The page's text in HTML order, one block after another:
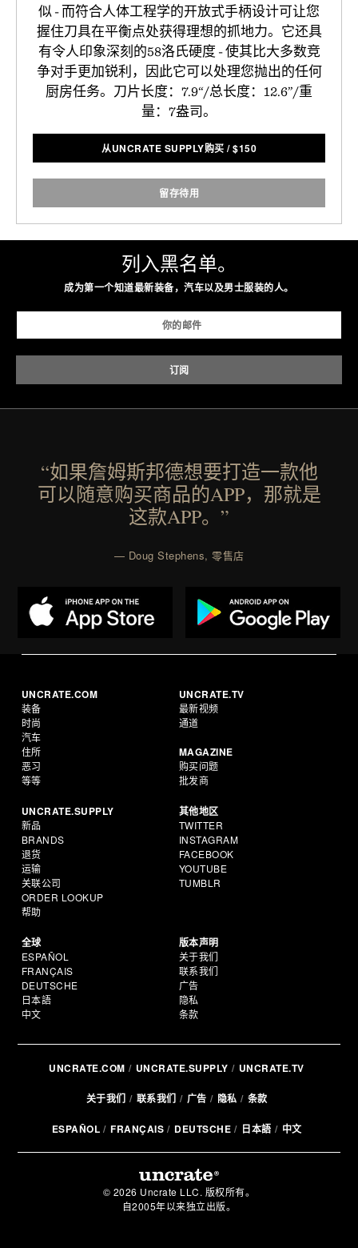
似 - 而符合人体工程学的开放式手柄设计可让您
握住刀具在平衡点处获得理想的抓地力。它还具
有令人印象深刻的58洛氏硬度 - 使其比大多数竞
争对手更加锐利，因此它可以处理您抛出的任何
厨房任务。刀片长度：7.9“/总长度：12.6”/重
量：7盎司。
从UNCRATE SUPPLY购买 /$150
留存待用
列入黑名单。
成为第一个知道最新装备，汽车以及男士服装的人。
“如果詹姆斯邦德想要打造一款他
可以随意购买商品的APP，那就是
这款APP。”
— Doug Stephens, 零售店
UNCRATE.COM
装备
时尚
汽车
住所
恶习
等等
UNCRATE.TV
最新视频
通道
MAGAZINE
购买问题
批发商
UNCRATE.SUPPLY
新品
BRANDS
退货
运输
关联公司
ORDER LOOKUP
帮助
其他地区
TWITTER
INSTAGRAM
FACEBOOK
YOUTUBE
TUMBLR
全球
ESPAÑOL
FRANÇAIS
DEUTSCHE
日本語
中文
版本声明
关于我们
联系我们
广告
隐私
条款
UNCRATE.COM UNCRATE.SUPPLY UNCRATE.TV
关于我们 联系我们 广告 隐私 条款
ESPAÑOL FRANÇAIS DEUTSCHE 日本語 中文
© 2026 Uncrate LLC. 版权所有。
自2005年以来独立出版。